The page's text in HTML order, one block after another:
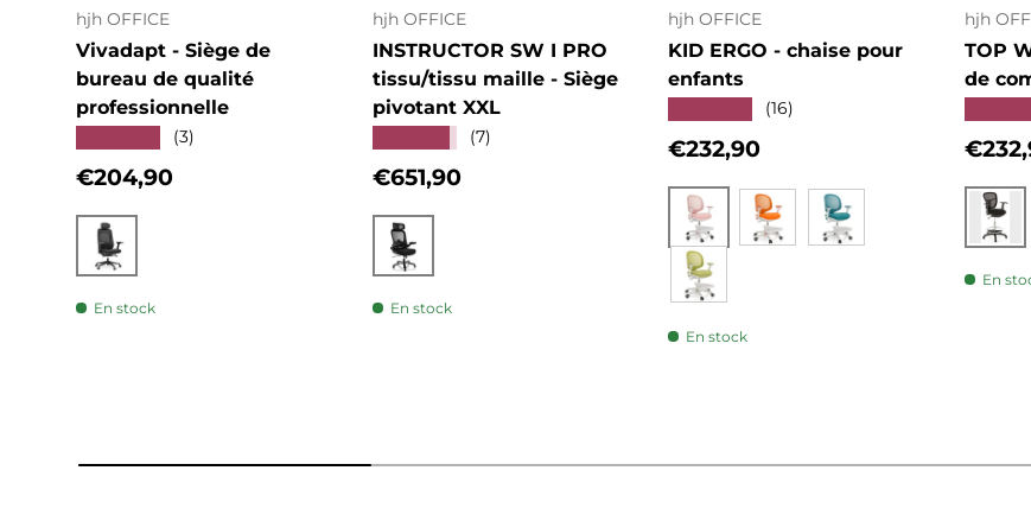
hjh OFFICE
Vivadapt - Siège de
bureau de qualité
professionnelle
(3)
Prix habituel
€204,90
Noir
En stock
hjh OFFICE
INSTRUCTOR SW I PRO
tissu/tissu maille - Siège
pivotant XXL
(7)
Prix habituel
€651,90
Noir
En stock
hjh OFFICE
KID ERGO - chaise pour
enfants
(16)
Prix habituel
€232,90
Rose OrangeBleu
Vert
En stock
hjh
TOP
de
Prix
Noir
En